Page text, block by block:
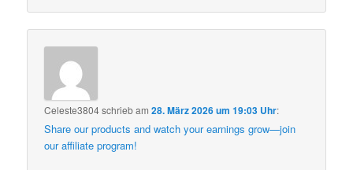
Celeste3804schriebam28. März 2026 um 19:03 Uhr:
Share our products and watch your earnings grow—join
our affiliate program!